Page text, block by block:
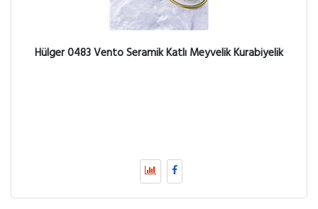
Hülger 0483 Vento Seramik Katlı Meyvelik Kurabiyelik